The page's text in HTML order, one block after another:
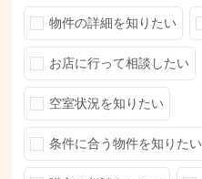
物件の詳細を知りたい
お店に行って相談したい
空室状況を知りたい
条件に合う物件を知りたい